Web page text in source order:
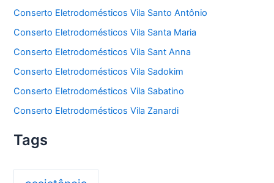
Conserto Eletrodomésticos Vila Santo Antônio
Conserto Eletrodomésticos Vila Santa Maria
Conserto Eletrodomésticos Vila Sant Anna
Conserto Eletrodomésticos Vila Sadokim
Conserto Eletrodomésticos Vila Sabatino
Conserto Eletrodomésticos Vila Zanardi
Tags